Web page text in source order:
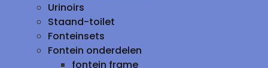
Urinoirs
Staand-toilet
Fonteinsets
Fontein onderdelen
fontein frame